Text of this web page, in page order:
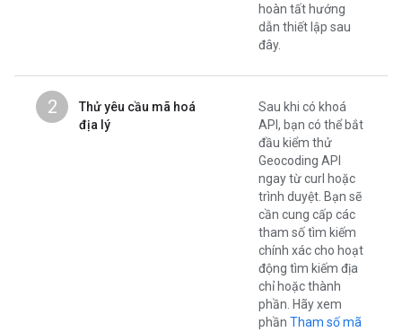
hoàn tất hướng
dẫn thiết lập sau
đây.
2
Thử yêu cầu mã hoá
địa lý
Sau khi có khoá
API, bạn có thể bắt
đầu kiểm thử
Geocoding API
ngay từ curl hoặc
trình duyệt. Bạn sẽ
cần cung cấp các
tham số tìm kiếm
chính xác cho hoạt
động tìm kiếm địa
chỉ hoặc thành
phần. Hãy xem
phần Tham số mã